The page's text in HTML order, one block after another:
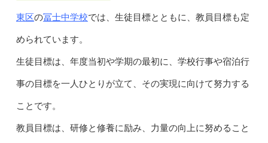
東区の冨士中学校では、生徒目標とともに、教員目標も定
められています。
生徒目標は、年度当初や学期の最初に、学校行事や宿泊行
事の目標を一人ひとりが立て、その実現に向けて努力する
ことです。
教員目標は、研修と修養に励み、力量の向上に努めること